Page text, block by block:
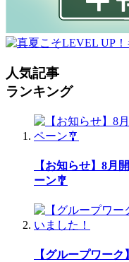
人気記事
ランキング
【お知らせ】8月
ーン🎐
【グループワー